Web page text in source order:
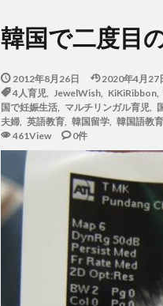
韓国で二度目
2012年8月26日 2020年4月27
4人育児
JewelWish, KiKiRibbon,
国で妊娠生活
マルチリンガル育児
夫婦
英語教育 韓国留学 韓国語教育
461View
0件